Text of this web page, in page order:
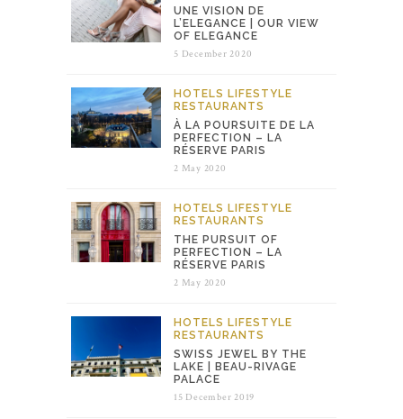
UNE VISION DE
L’ELEGANCE | OUR VIEW
OF ELEGANCE
5 December 2020
HOTELS LIFESTYLE
RESTAURANTS
À LA POURSUITE DE LA
PERFECTION – LA
RÉSERVE PARIS
2 May 2020
HOTELS LIFESTYLE
RESTAURANTS
THE PURSUIT OF
PERFECTION – LA
RÉSERVE PARIS
2 May 2020
HOTELS LIFESTYLE
RESTAURANTS
SWISS JEWEL BY THE
LAKE | BEAU-RIVAGE
PALACE
15 December 2019